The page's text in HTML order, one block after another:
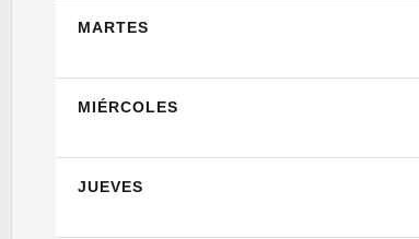
MARTES
MIÉRCOLES
JUEVES